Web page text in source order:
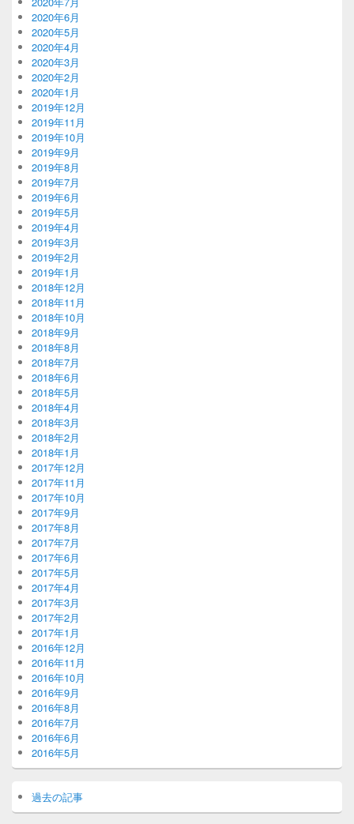
2020年6月
2020年5月
2020年4月
2020年3月
2020年2月
2020年1月
2019年12月
2019年11月
2019年10月
2019年9月
2019年8月
2019年7月
2019年6月
2019年5月
2019年4月
2019年3月
2019年2月
2019年1月
2018年12月
2018年11月
2018年10月
2018年9月
2018年8月
2018年7月
2018年6月
2018年5月
2018年4月
2018年3月
2018年2月
2018年1月
2017年12月
2017年11月
2017年10月
2017年9月
2017年8月
2017年7月
2017年6月
2017年5月
2017年4月
2017年3月
2017年2月
2017年1月
2016年12月
2016年11月
2016年10月
2016年9月
2016年8月
2016年7月
2016年6月
2016年5月
過去の記事